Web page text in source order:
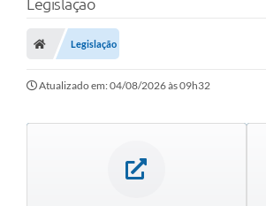
Legislação
Legislação
Atualizado em: 04/08/2026 às 09h32